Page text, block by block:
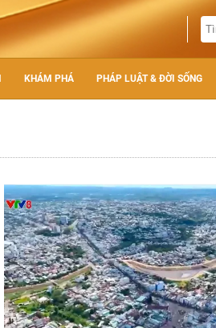
KHÁM PHÁ PHÁP LUẬT & ĐỜI SỐNG